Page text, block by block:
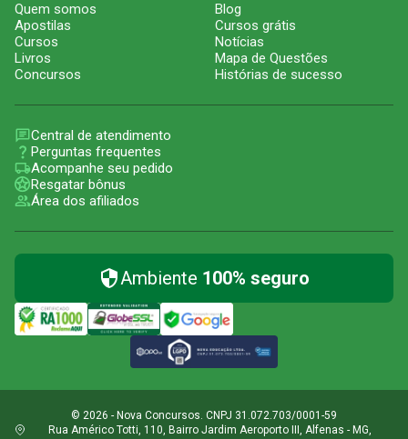
Quem somos
Apostilas
Cursos
Livros
Concursos
Blog
Cursos grátis
Notícias
Mapa de Questões
Histórias de sucesso
Central de atendimento
Perguntas frequentes
Acompanhe seu pedido
Resgatar bônus
Área dos afiliados
Ambiente 100% seguro
© 2026 - Nova Concursos. CNPJ 31.072.703/0001-59
Rua Américo Totti, 110, Bairro Jardim Aeroporto III, Alfenas - MG,